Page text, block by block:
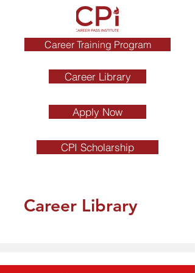
Career Training Program
Career Library
Apply Now
CPI Scholarship
Career Library